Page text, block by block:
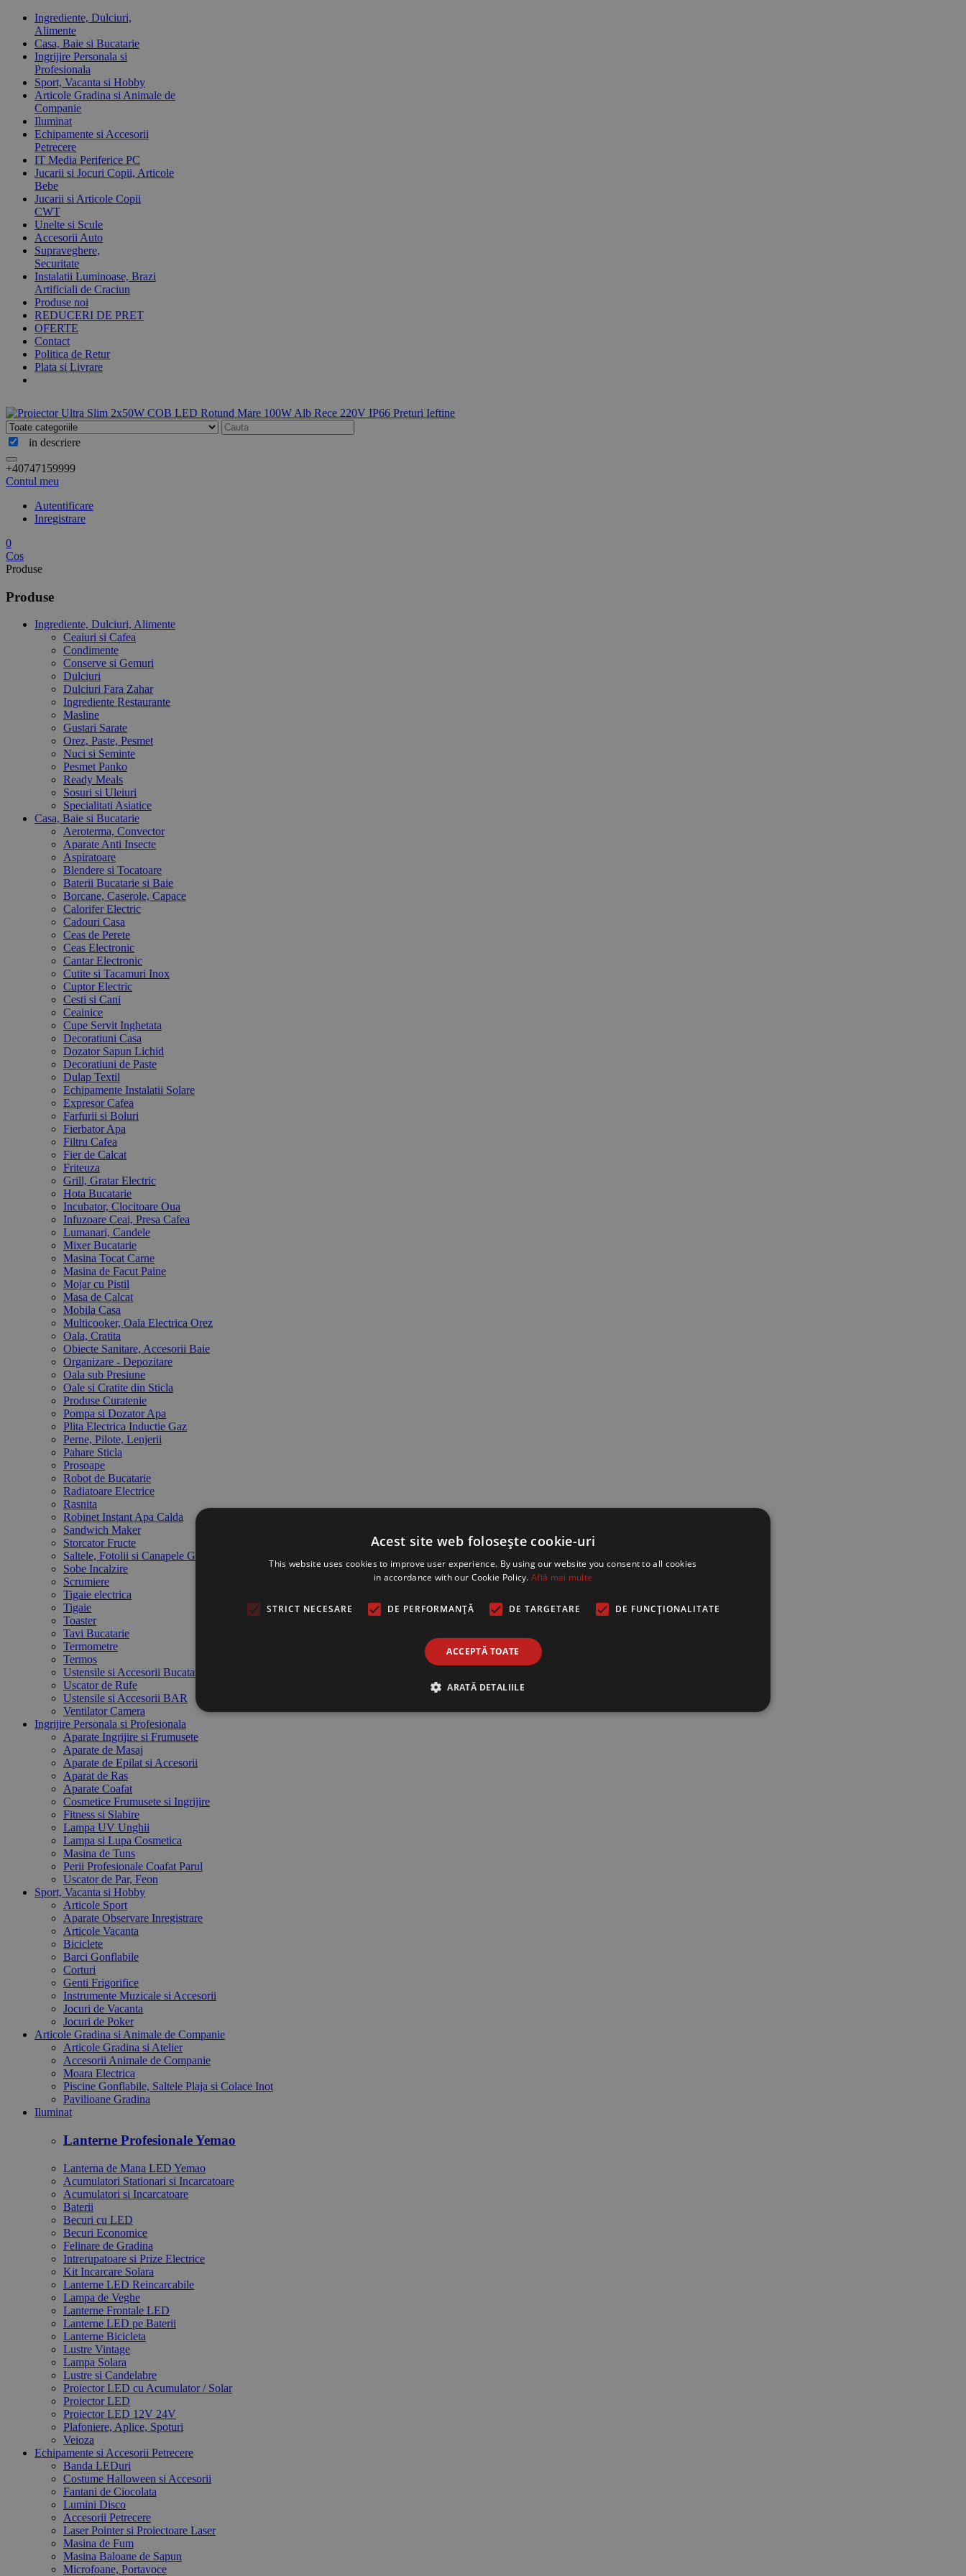
Ingrediente, Dulciuri,
Alimente
Casa, Baie si Bucatarie
Ingrijire Personala si
Profesionala
Sport, Vacanta si Hobby
Articole Gradina si Animale de
Companie
Iluminat
Echipamente si Accesorii
Petrecere
IT Media Periferice PC
Jucarii si Jocuri Copii, Articole
Bebe
Jucarii si Articole Copii
CWT
Unelte si Scule
Accesorii Auto
Supraveghere,
Securitate
Instalatii Luminoase, Brazi
Artificiali de Craciun
Produse noi
REDUCERI DE PRET
OFERTE
Contact
Politica de Retur
Plata si Livrare
in descriere
+40747159999
Contul meu
Autentificare
Inregistrare
0
Cos
Produse
Produse
Ingrediente, Dulciuri, Alimente
Ceaiuri si Cafea
Condimente
Conserve si Gemuri
Dulciuri
Dulciuri Fara Zahar
Ingrediente Restaurante
Masline
Gustari Sarate
Orez, Paste, Pesmet
Nuci si Seminte
Pesmet Panko
Ready Meals
Sosuri si Uleiuri
Specialitati Asiatice
Casa, Baie si Bucatarie
Aeroterma, Convector
Aparate Anti Insecte
Aspiratoare
Blendere si Tocatoare
Baterii Bucatarie si Baie
Borcane, Caserole, Capace
Calorifer Electric
Cadouri Casa
Ceas de Perete
Ceas Electronic
Cantar Electronic
Cutite si Tacamuri Inox
Cuptor Electric
Cesti si Cani
Ceainice
Cupe Servit Inghetata
Decoratiuni Casa
Dozator Sapun Lichid
Decoratiuni de Paste
Dulap Textil
Echipamente Instalatii Solare
Expresor Cafea
Farfurii si Boluri
Fierbator Apa
Filtru Cafea
Fier de Calcat
Friteuza
Grill, Gratar Electric
Hota Bucatarie
Incubator, Clocitoare Oua
Infuzoare Ceai, Presa Cafea
Lumanari, Candele
Mixer Bucatarie
Masina Tocat Carne
Masina de Facut Paine
Mojar cu Pistil
Masa de Calcat
Mobila Casa
Multicooker, Oala Electrica Orez
Oala, Cratita
Obiecte Sanitare, Accesorii Baie
Organizare - Depozitare
Oala sub Presiune
Oale si Cratite din Sticla
Produse Curatenie
Pompa si Dozator Apa
Plita Electrica Inductie Gaz
Perne, Pilote, Lenjerii
Pahare Sticla
Prosoape
Robot de Bucatarie
Radiatoare Electrice
Rasnita
Robinet Instant Apa Calda
Sandwich Maker
Storcator Fructe
Saltele, Fotolii si Canapele Gonflabile
Sobe Incalzire
Scrumiere
Tigaie electrica
Tigaie
Toaster
Tavi Bucatarie
Termometre
Termos
Ustensile si Accesorii Bucatarie
Uscator de Rufe
Ustensile si Accesorii BAR
Ventilator Camera
Ingrijire Personala si Profesionala
Aparate Ingrijire si Frumusete
Aparate de Masaj
Aparate de Epilat si Accesorii
Aparat de Ras
Aparate Coafat
Cosmetice Frumusete si Ingrijire
Fitness si Slabire
Lampa UV Unghii
Lampa si Lupa Cosmetica
Masina de Tuns
Perii Profesionale Coafat Parul
Uscator de Par, Feon
Sport, Vacanta si Hobby
Articole Sport
Aparate Observare Inregistrare
Articole Vacanta
Biciclete
Barci Gonflabile
Corturi
Genti Frigorifice
Instrumente Muzicale si Accesorii
Jocuri de Vacanta
Jocuri de Poker
Articole Gradina si Animale de Companie
Articole Gradina si Atelier
Accesorii Animale de Companie
Moara Electrica
Piscine Gonflabile, Saltele Plaja si Colace Inot
Pavilioane Gradina
Iluminat
Lanterne Profesionale Yemao
Lanterna de Mana LED Yemao
Acumulatori Stationari si Incarcatoare
Acumulatori si Incarcatoare
Baterii
Becuri cu LED
Becuri Economice
Felinare de Gradina
Intrerupatoare si Prize Electrice
Kit Incarcare Solara
Lanterne LED Reincarcabile
Lampa de Veghe
Lanterne Frontale LED
Lanterne LED pe Baterii
Lanterne Bicicleta
Lustre Vintage
Lampa Solara
Lustre si Candelabre
Proiector LED cu Acumulator / Solar
Proiector LED
Proiector LED 12V 24V
Plafoniere, Aplice, Spoturi
Veioza
Echipamente si Accesorii Petrecere
Banda LEDuri
Costume Halloween si Accesorii
Fantani de Ciocolata
Lumini Disco
Accesorii Petrecere
Laser Pointer si Proiectoare Laser
Masina de Fum
Masina Baloane de Sapun
Microfoane, Portavoce
Acest site web folosește cookie-uri
This website uses cookies to improve user experience. By using our website you consent to all cookies
in accordance with our Cookie Policy.Află mai multe
STRICT NECESARE DE PERFORMANȚĂ DE TARGETARE DE FUNCŢIONALITATE
ACCEPTĂ TOATE
ARATĂ DETALIILE